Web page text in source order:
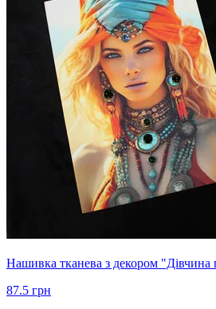
Нашивка тканева з декором "Дівчина
87.5 грн